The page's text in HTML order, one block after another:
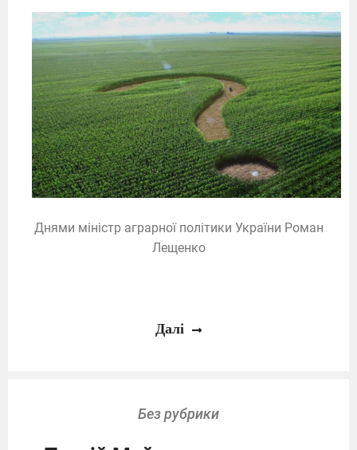
Днями міністр аграрної політики України Роман
Лещенко
Далі
Без рубрики